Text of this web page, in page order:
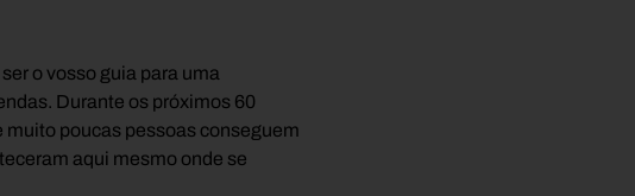
o vosso guia para uma
Durante os próximos 60
poucas pessoas conseguem
aqui mesmo onde se